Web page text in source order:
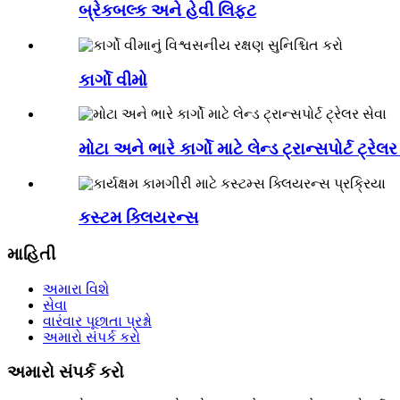
બ્રેકબલ્ક અને હેવી લિફ્ટ
કાર્ગો વીમો
મોટા અને ભારે કાર્ગો માટે લેન્ડ ટ્રાન્સપોર્ટ
કસ્ટમ ક્લિયરન્સ
માહિતી
અમારા વિશે
સેવા
વારંવાર પૂછાતા પ્રશ્નો
અમારો સંપર્ક કરો
અમારો સંપર્ક કરો